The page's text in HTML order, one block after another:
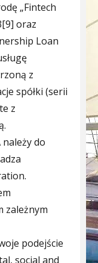
„Fintech
oraz
Loan
z
spółki (serii
z
należy do
zależnym
podejście
social and